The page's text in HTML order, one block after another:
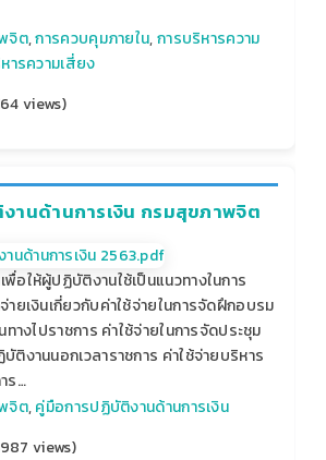
จิต,การควบคุมภายใน,การบริหารความ
ารความเสี่ยง
views)
านด้านการเงิน กรมสุขภาพจิต
อให้ผู้ปฏิบัติงานใช้เป็นแนวทางในการ
ายเงินเกี่ยวกับค่าใช้จ่ายในการจัดฝึกอบรม
ทางไปราชการ ค่าใช้จ่ายในการจัดประชุม
ติงานนอกเวลาราชการ ค่าใช้จ่ายบริหาร
ร…
จิต,คู่มือการปฏิบัติงานด้านการเงิน
views)